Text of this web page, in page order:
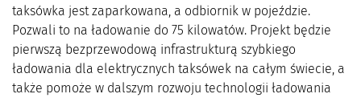
taksówka jest zaparkowana, a odbiornik w pojeździe.
Pozwali to na ładowanie do 75 kilowatów. Projekt będzie
pierwszą bezprzewodową infrastrukturą szybkiego
ładowania dla elektrycznych taksówek na całym świecie, a
także pomoże w dalszym rozwoju technologii ładowania